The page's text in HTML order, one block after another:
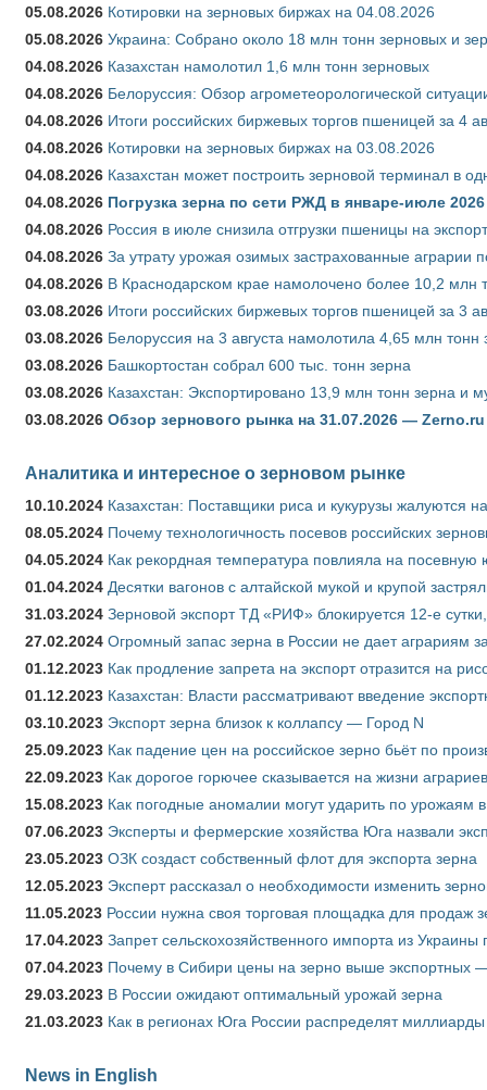
05.08.2026 Котировки на зерновых биржах на 04.08.2026
05.08.2026 Украина: Собрано около 18 млн тонн зерновых и
04.08.2026 Казахстан намолотил 1,6 млн тонн зерновых
04.08.2026 Белоруссия: Обзор агрометеорологической
04.08.2026 Итоги российских биржевых торгов пшеницей за 4
04.08.2026 Котировки на зерновых биржах на 03.08.2026
04.08.2026 Казахстан может построить зерновой терминал в
04.08.2026 Погрузка зерна по сети РЖД в январе-июле
04.08.2026 Россия в июле снизила отгрузки пшеницы на
04.08.2026 За утрату урожая озимых застрахованные аграрии
04.08.2026 В Краснодарском крае намолочено более 10,2 млн
03.08.2026 Итоги российских биржевых торгов пшеницей за 3
03.08.2026 Белоруссия на 3 августа намолотила 4,65 млн тонн
03.08.2026 Башкортостан собрал 600 тыс. тонн зерна
03.08.2026 Казахстан: Экспортировано 13,9 млн тонн зерна и
03.08.2026 Обзор зернового рынка на 31.07.2026 — Zerno.ru
Аналитика и интересное о зерновом рынке
10.10.2024 Казахстан: Поставщики риса и кукурузы жалуются
08.05.2024 Почему технологичность посевов российских
04.05.2024 Как рекордная температура повлияла на
01.04.2024 Десятки вагонов с алтайской мукой и крупой
31.03.2024 Зерновой экспорт ТД «РИФ» блокируется 12-е
27.02.2024 Огромный запас зерна в России не дает аграриям
01.12.2023 Как продление запрета на экспорт отразится на
01.12.2023 Казахстан: Власти рассматривают введение
03.10.2023 Экспорт зерна близок к коллапсу — Город N
25.09.2023 Как падение цен на российское зерно бьёт по
22.09.2023 Как дорогое горючее сказывается на жизни аграриев
15.08.2023 Как погодные аномалии могут ударить по урожаям
07.06.2023 Эксперты и фермерские хозяйства Юга назвали
23.05.2023 ОЗК создаст собственный флот для экспорта зерна
12.05.2023 Эксперт рассказал о необходимости изменить
11.05.2023 России нужна своя торговая площадка для продаж
17.04.2023 Запрет сельскохозяйственного импорта из
07.04.2023 Почему в Сибири цены на зерно выше экспортных
29.03.2023 В России ожидают оптимальный урожай зерна
21.03.2023 Как в регионах Юга России распределят
News in English